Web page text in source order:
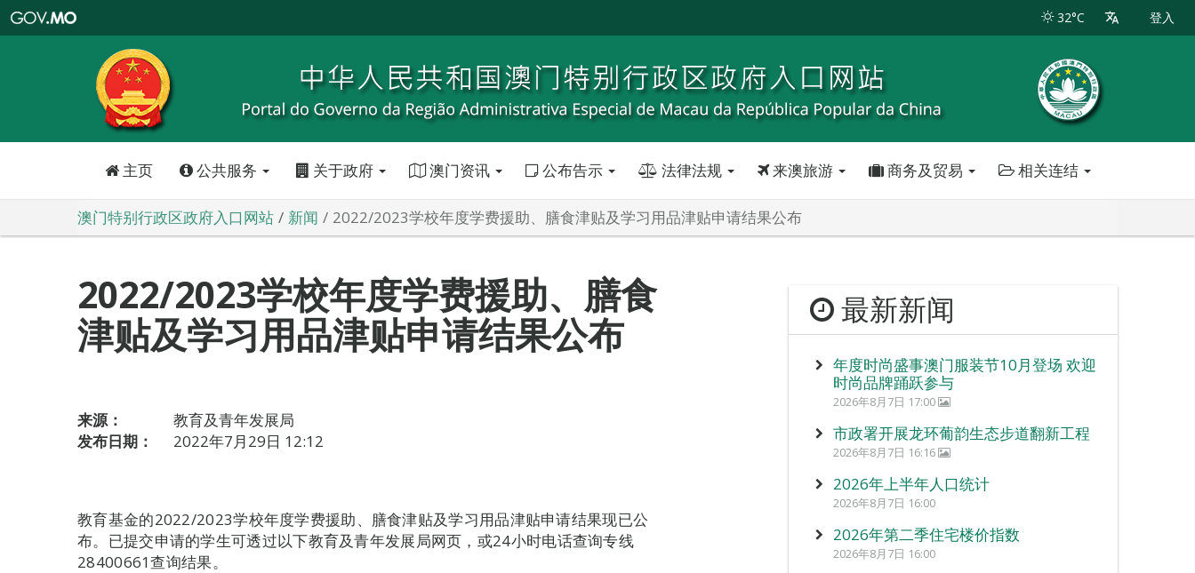
特
政
区
政
口
32°C 登入
主页 公共服务 关于政府 澳门资讯 公布告示 法律法规 来澳旅游 商务及贸易 相关连结
澳门特别行政区政府入口网站 新闻 2022/2023学校年度学费援助、膳食津贴及学习用品津贴申请结果公布
2022/2023学校年度学费援助、膳食
津贴及学习用品津贴申请结果公布
来源：
教育及青年发展局
发布日期：
2022年7月29日 12:12
教育基金的2022/2023学校年度学费援助、膳食津贴及学习用品津贴申请结果现已公
布。已提交申请的学生可透过以下教育及青年发展局网页，或24小时电话查询专线
28400661查询结果。
最新新闻
年度时尚盛事澳门服装节10月登场 欢迎
时尚品牌踊跃参与
2026年8月7日 17:00
市政署开展龙环葡韵生态步道翻新工程
2026年8月7日 16:16
2026年上半年人口统计
2026年8月7日 16:00
2026年第二季住宅楼价指数
2026年8月7日 16:00